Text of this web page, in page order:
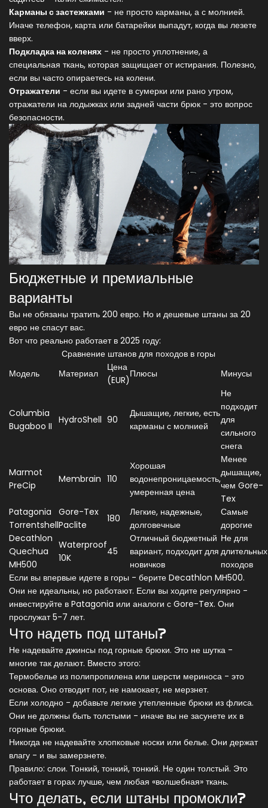
Карманы с застежками - не просто карманы, а с молнией.
Иначе телефон, карта или батарейки выпадут, когда вы лезете
вверх.
Подкладка на коленях - не просто уплотнение, а
специальная ткань, которая защищает от истирания. Полезно,
если вы часто опираетесь на колени.
Отражатели - если вы идете в сумерки или рано утром,
отражатели на лодыжках или задней части брюк - это вопрос
безопасности.
Бюджетные и премиальные
варианты
Вы не обязаны тратить 200 евро. Но и дешевые штаны за 20
евро не спасут вас.
Вот что реально работает в 2025 году:
Сравнение штанов для походов в горы
Модель
Материал
Цена
(EUR)
Плюсы Минусы
Columbia
Bugaboo II
HydroShell 90
Дышащие, легкие, есть
карманы с молнией
Не
подходит
для
сильного
снега
Marmot
PreCip
Membrain 110
Хорошая
водонепроницаемость,
умеренная цена
Менее
дышащие,
чем Gore-
Tex
Patagonia
Torrentshell
Gore-Tex
Paclite
180
Легкие, надежные,
долговечные
Самые
дорогие
Decathlon
Quechua
MH500
Waterproof
10K
45
Отличный бюджетный
вариант, подходит для
новичков
Не для
длительных
походов
Если вы впервые идете в горы - берите Decathlon MH500.
Они не идеальны, но работают. Если вы ходите регулярно -
инвестируйте в Patagonia или аналоги с Gore-Tex. Они
прослужат 5-7 лет.
Что надеть под штаны?
Не надевайте джинсы под горные брюки. Это не шутка -
многие так делают. Вместо этого:
Термобелье из полипропилена или шерсти мериноса - это
основа. Оно отводит пот, не намокает, не мерзнет.
Если холодно - добавьте легкие утепленные брюки из флиса.
Они не должны быть толстыми - иначе вы не засунете их в
горные брюки.
Никогда не надевайте хлопковые носки или белье. Они держат
влагу - и вы замерзнете.
Правило: слои. Тонкий, тонкий, тонкий. Не один толстый. Это
работает в горах лучше, чем любая «волшебная» ткань.
Что делать, если штаны промокли?